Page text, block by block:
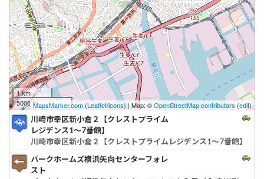
1 km
5000 ftMapsMarker.com(Leaflet/icons) | Map: ©OpenStreetMap contributors (edit)
川崎市幸区新小倉２【クレストプライム
レジデンス1～7番館】
川崎市幸区新小倉２【クレストプライムレジデンス1～7番館】
パークホームズ横浜矢向センターフォレ
スト